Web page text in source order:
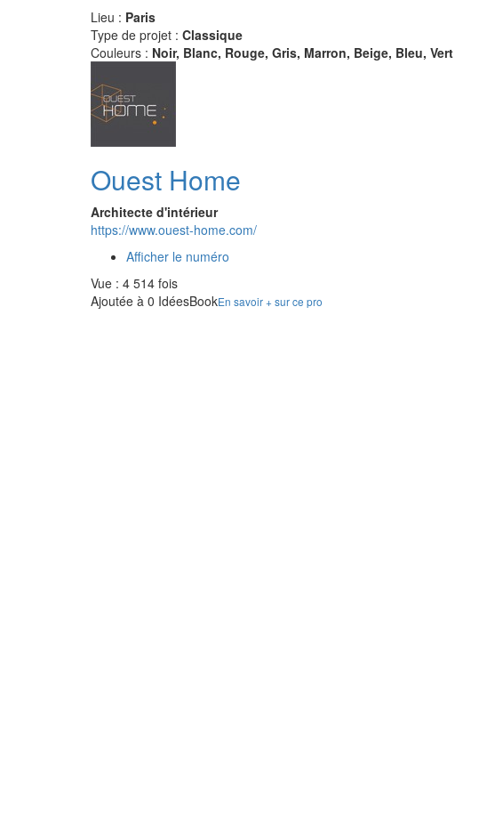
Lieu : Paris
Type de projet : Classique
Couleurs : Noir, Blanc, Rouge, Gris, Marron, Beige, Bleu, Vert
Ouest Home
Architecte d'intérieur
https://www.ouest-home.com/
Afficher le numéro
Vue : 4 514 fois
Ajoutée à 0 IdéesBookEn savoir + sur ce pro